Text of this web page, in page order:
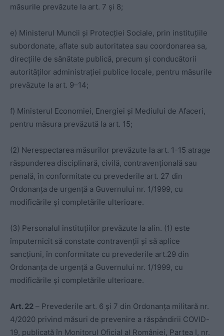
măsurile prevăzute la art. 7 și 8;
e) Ministerul Muncii și Protecției Sociale, prin instituțiile
subordonate, aflate sub autoritatea sau coordonarea sa,
direcțiile de sănătate publică, precum și conducătorii
autorităților administrației publice locale, pentru măsurile
prevăzute la art. 9–14;
f) Ministerul Economiei, Energiei și Mediului de Afaceri,
pentru măsura prevăzută la art. 15;
(2) Nerespectarea măsurilor prevăzute la art. 1-15 atrage
răspunderea disciplinară, civilă, contravențională sau
penală, în conformitate cu prevederile art. 27 din
Ordonanța de urgență a Guvernului nr. 1/1999, cu
modificările și completările ulterioare.
(3) Personalul instituțiilor prevăzute la alin. (1) este
împuternicit să constate contravenții și să aplice
sancțiuni, în conformitate cu prevederile art.29 din
Ordonanța de urgență a Guvernului nr. 1/1999, cu
modificările și completările ulterioare.
Art. 22 – Prevederile art. 6 și 7 din Ordonanța militară nr.
4/2020 privind măsuri de prevenire a răspândirii COVID-
19, publicată în Monitorul Oficial al României, Partea I, nr.